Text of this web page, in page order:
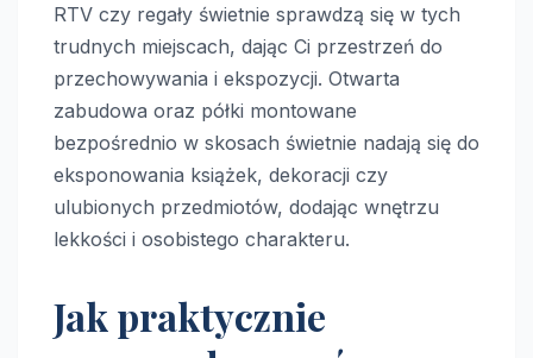
RTV czy regały świetnie sprawdzą się w tych
trudnych miejscach, dając Ci przestrzeń do
przechowywania i ekspozycji. Otwarta
zabudowa oraz półki montowane
bezpośrednio w skosach świetnie nadają się do
eksponowania książek, dekoracji czy
ulubionych przedmiotów, dodając wnętrzu
lekkości i osobistego charakteru.
Jak praktycznie